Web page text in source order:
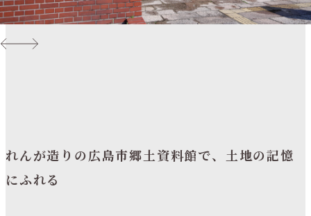
れんが造りの広島市郷土資料館で、土地の記憶
にふれる